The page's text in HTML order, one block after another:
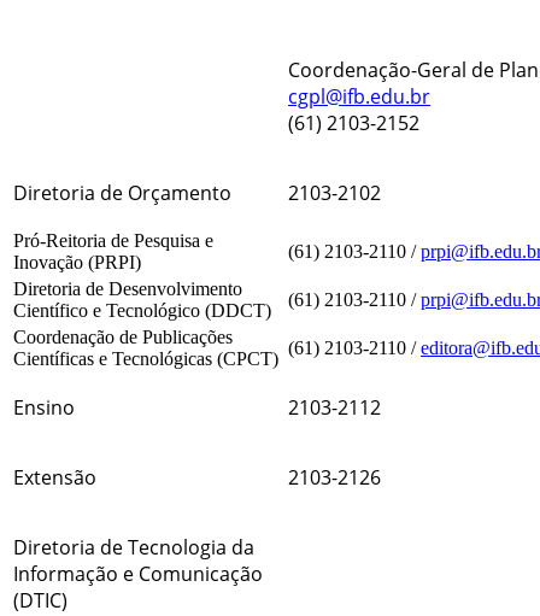
Coordenação-Geral de
cgpl@ifb.edu.br
(61) 2103-2152
Diretoria de Orçamento 2103-2102
Pró-Reitoria de Pesquisa e
Inovação (PRPI)
(61) 2103-2110 /
Diretoria de Desenvolvimento
Científico e Tecnológico (DDCT)
(61) 2103-2110 /
Coordenação de Publicações
Científicas e Tecnológicas (CPCT)
(61) 2103-2110 /
Ensino 2103-2112
Extensão 2103-2126
Diretoria de Tecnologia da
Informação e Comunicação
(DTIC)